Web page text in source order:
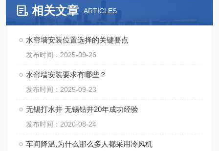
相关文章 ARTICLES
水帘墙安装位置选择的关键要点
发布时间：2025-09-26
水帘墙安装要求有哪些？
发布时间：2025-09-23
无锡打水井 无锡钻井20年成功经验
发布时间：2020-08-24
车间降温,为什么那么多人都采用冷风机